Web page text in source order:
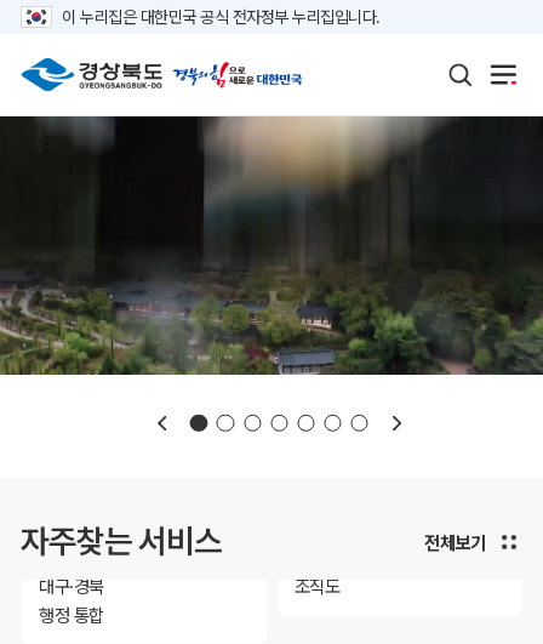
이 누리집은 대한민국 공식 전자정부 누리집입니다.
자주찾는 서비스
보도자료 재정정보
대구·경북
행정 통합
조직도
전체보기